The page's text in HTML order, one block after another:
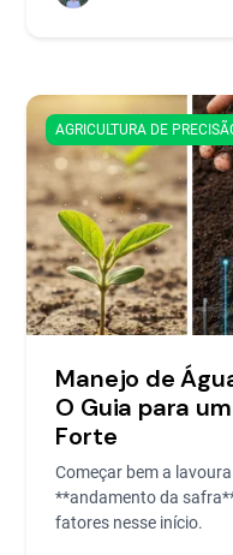
AGRICULTURA DE
Manejo de
O Guia para
Forte
Começar bem a
**andamento da
fatores nesse início.